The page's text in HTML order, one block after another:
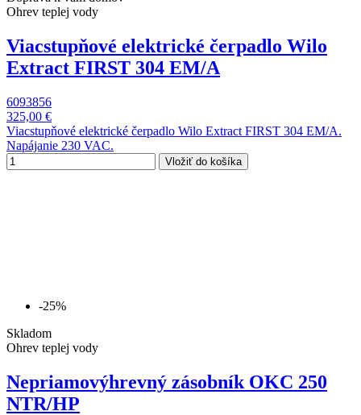
Ohrev teplej vody
Viacstupňové elektrické čerpadlo Wilo
Extract FIRST 304 EM/A
6093856
325,00 €
Viacstupňové elektrické čerpadlo Wilo Extract FIRST 304 EM/A.
Napájanie 230 VAC.
Vložiť do košíka
-25%
Skladom
Ohrev teplej vody
Nepriamovýhrevný zásobník OKC 250
NTR/HP